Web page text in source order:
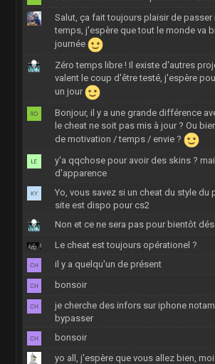
Salut, ça fait toujours plaisir de passer
temps, j'espère que tout le monde va
journée
Zéro temps libre ! Il existe d'autres
valent le coup d'être testé, j'espère
un jour
Bonjour, il y a une grande différence
le cheat ne soit pas mis à jour ? Ou
de motivation / temps / envie ?
y'a qqchose pour avoir des skins ?
d'apparence
Yo, vous savez si un cheat du style du
site est dispo pour cs2
Non et ce ne sera pas pour bientôt
Le cheat est toujours opérationel ?
il y a quelqu'un de présent
bonsoir
je cherche des infors sur iphone
bypasser
bonsoir
yo all, j'espère que vous allez bien,